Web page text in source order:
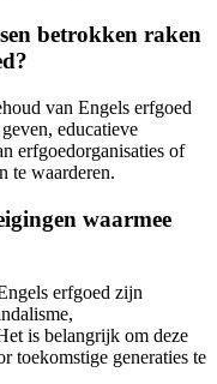
betrokken raken
van Engels erfgoed
educatieve
erfgoedorganisaties of
te waarderen.
waarmee
erfgoed zijn
is belangrijk om deze
toekomstige generaties te